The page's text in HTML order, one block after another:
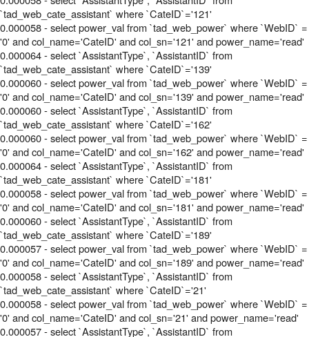
`tad_web_cate_assistant` where `CateID`='121'
0.000058 - select power_val from `tad_web_power` where `WebID` =
'0' and col_name='CateID' and col_sn='121' and power_name='read'
0.000064 - select `AssistantType`, `AssistantID` from
`tad_web_cate_assistant` where `CateID`='139'
0.000060 - select power_val from `tad_web_power` where `WebID` =
'0' and col_name='CateID' and col_sn='139' and power_name='read'
0.000060 - select `AssistantType`, `AssistantID` from
`tad_web_cate_assistant` where `CateID`='162'
0.000060 - select power_val from `tad_web_power` where `WebID` =
'0' and col_name='CateID' and col_sn='162' and power_name='read'
0.000064 - select `AssistantType`, `AssistantID` from
`tad_web_cate_assistant` where `CateID`='181'
0.000058 - select power_val from `tad_web_power` where `WebID` =
'0' and col_name='CateID' and col_sn='181' and power_name='read'
0.000060 - select `AssistantType`, `AssistantID` from
`tad_web_cate_assistant` where `CateID`='189'
0.000057 - select power_val from `tad_web_power` where `WebID` =
'0' and col_name='CateID' and col_sn='189' and power_name='read'
0.000058 - select `AssistantType`, `AssistantID` from
`tad_web_cate_assistant` where `CateID`='21'
0.000058 - select power_val from `tad_web_power` where `WebID` =
'0' and col_name='CateID' and col_sn='21' and power_name='read'
0.000057 - select `AssistantType`, `AssistantID` from